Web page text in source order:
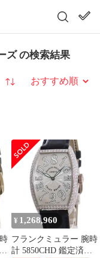
ズ の検索結果
並び替え
¥ 1,268,960
フランクミュラー 腕時
計 5850CHD 鑑定済み